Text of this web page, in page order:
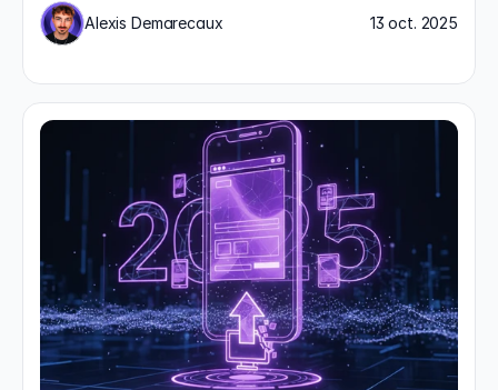
appliquez les solutions concrètes pour enfin
apparaître dans les résultats de recherche.
Alexis Demarecaux 13 oct. 2025